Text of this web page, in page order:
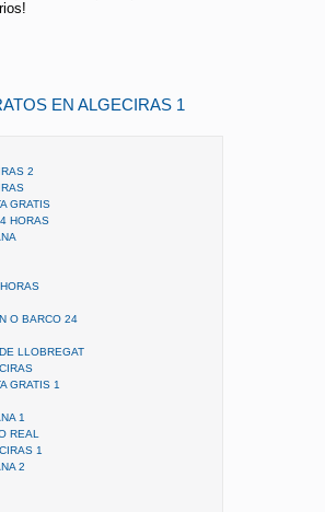
EN ALGECIRAS 1
2
GRATIS
HORAS
O BARCO 24
LLOBREGAT
GRATIS 1
1
REAL
1
2